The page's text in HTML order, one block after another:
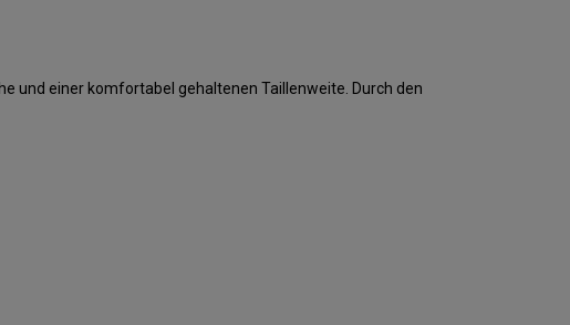
und einer komfortabel gehaltenen Taillenweite. Durch den